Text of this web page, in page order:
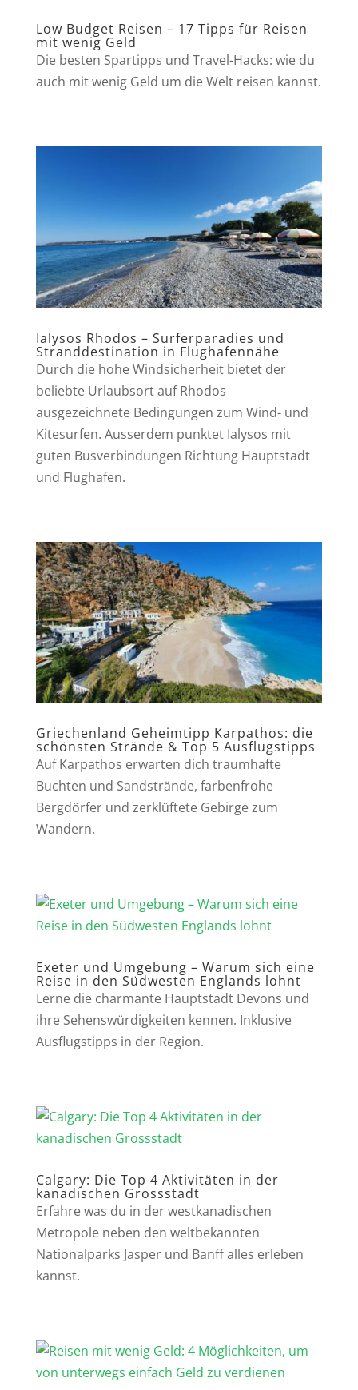
Low Budget Reisen – 17 Tipps für Reisen
mit wenig Geld
Die besten Spartipps und Travel-Hacks: wie du
auch mit wenig Geld um die Welt reisen kannst.
Ialysos Rhodos – Surferparadies und
Stranddestination in Flughafennähe
Durch die hohe Windsicherheit bietet der
beliebte Urlaubsort auf Rhodos
ausgezeichnete Bedingungen zum Wind- und
Kitesurfen. Ausserdem punktet Ialysos mit
guten Busverbindungen Richtung Hauptstadt
und Flughafen.
Griechenland Geheimtipp Karpathos: die
schönsten Strände & Top 5 Ausflugstipps
Auf Karpathos erwarten dich traumhafte
Buchten und Sandstrände, farbenfrohe
Bergdörfer und zerklüftete Gebirge zum
Wandern.
Exeter und Umgebung – Warum sich eine
Reise in den Südwesten Englands lohnt
Lerne die charmante Hauptstadt Devons und
ihre Sehenswürdigkeiten kennen. Inklusive
Ausflugstipps in der Region.
Calgary: Die Top 4 Aktivitäten in der
kanadischen Grossstadt
Erfahre was du in der westkanadischen
Metropole neben den weltbekannten
Nationalparks Jasper und Banff alles erleben
kannst.